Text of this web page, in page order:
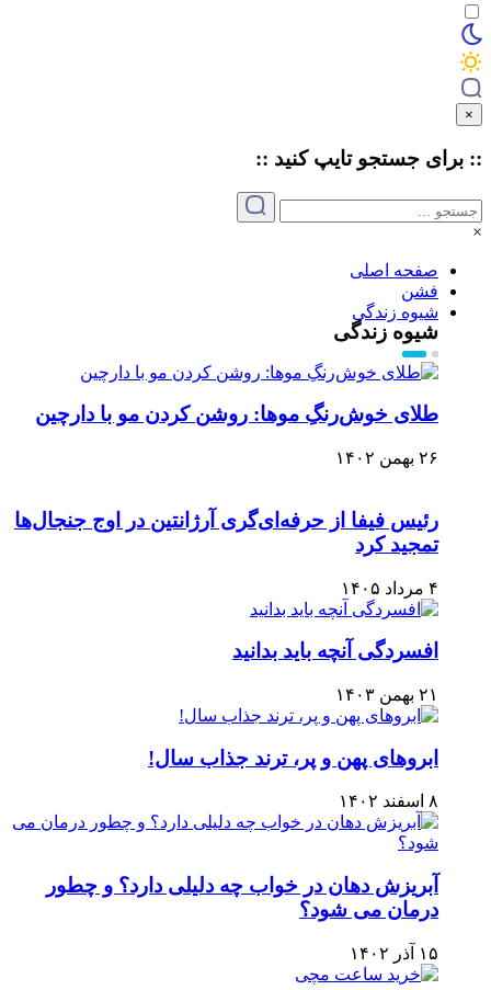
×
:: برای جستجو تایپکنید ::
×
صفحه اصلی
فشن
شیوه زندگی
شیوه زندگی
طلای خوش‌رنگِ موها: روشن کردن مو با دارچین
۲۶ بهمن ۱۴۰۲
رئیس فیفا از حرفه‌ای‌گری آرژانتین در اوج جنجال‌ها
تمجید کرد
۴ مرداد ۱۴۰۵
افسردگی آنچه باید بدانید
۲۱ بهمن ۱۴۰۳
ابروهای پهن و پر، ترند جذاب سال!
۸ اسفند ۱۴۰۲
آبریزش دهان در خواب چه دلیلی دارد؟ و چطور
درمان می شود؟
۱۵ آذر ۱۴۰۲